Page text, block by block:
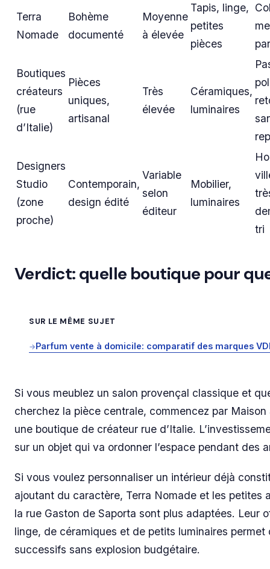
Terra
Nomade
Bohème
documenté
Moyenne
à élevée
Tapis, linge,
petites
pièces
Boutiques
créateurs
(rue
d’Italie)
Pièces
uniques,
artisanal
Très
élevée
Céramiques,
luminaires
Designers
Studio
(zone
proche)
Contemporain,
design édité
Variable
selon
éditeur
Mobilier,
luminaires
tri
Verdict: quelle boutique pour
SUR LE MÊME SUJET
→Parfum vente à domicile: comparatif des marques
Si vous meublez un salon provençal classique et
cherchez la pièce centrale, commencez par Maison
une boutique de créateur rue d’Italie.
sur un objet qui va ordonner l’espace pendant des
Si vous voulez personnaliser un intérieur déjà
ajoutant du caractère, Terra Nomade et les petites
la rue Gaston de Saporta sont plus adaptées. Leur
linge, de céramiques et de petits luminaires permet
successifs sans explosion budgétaire.